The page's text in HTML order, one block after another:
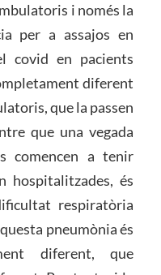
i només la
per a assajos en
covid en pacients
diferent
que la passen
que una vegada
comencen a tenir
hospitalitzades, és
respiratòria
pneumònia és
diferent, que